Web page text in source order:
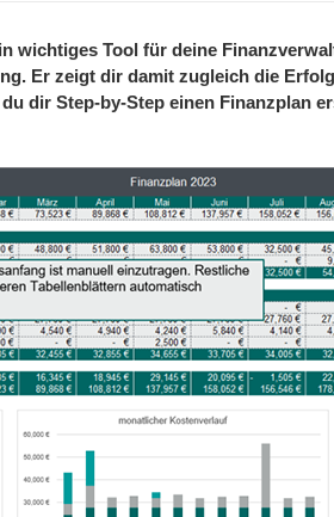
wichtiges Tool für deine
Er zeigt dir damit zugleich die
dir Step-by-Step einen Finanzplan